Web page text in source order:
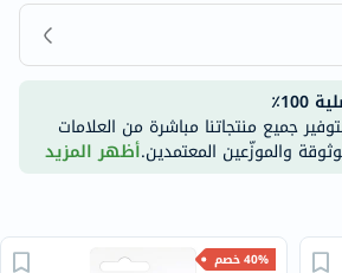
جميع منتجاتنا مباشرة من العلامات
والموزّعين المعتمدين.أظهر المزيد
40% خصم